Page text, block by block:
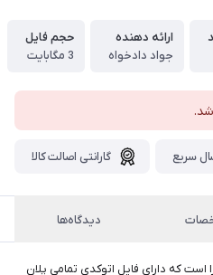
ارائه دهنده
جواد دادخواه
حجم فایل
3 مگابایت
سریع گارانتی اصالت کالا
دیدگاه‌ها
که دارای فایل اتوکدی تمامی پلان